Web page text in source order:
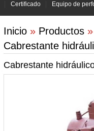
Certificado Equipo de
Inicio » Productos
Cabrestante
Cabrestante